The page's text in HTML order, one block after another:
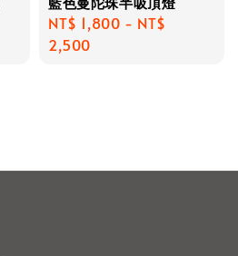
Regular
price
NT$ 1,800 - NT$
2,500